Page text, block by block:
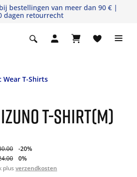
bij bestellingen van meer dan 90 € |
dagen retourrecht
Wear T-Shirts
T-SHIRT(M)
-20%
0%
plus verzendkosten